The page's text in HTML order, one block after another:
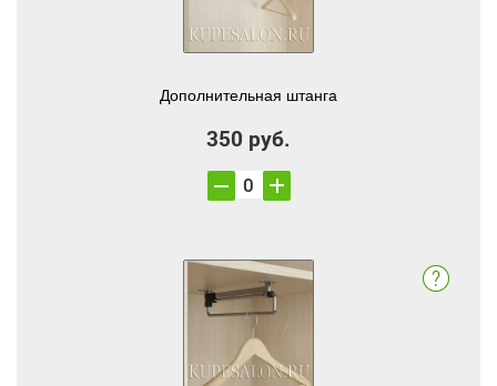
Дополнительная штанга
350 руб.